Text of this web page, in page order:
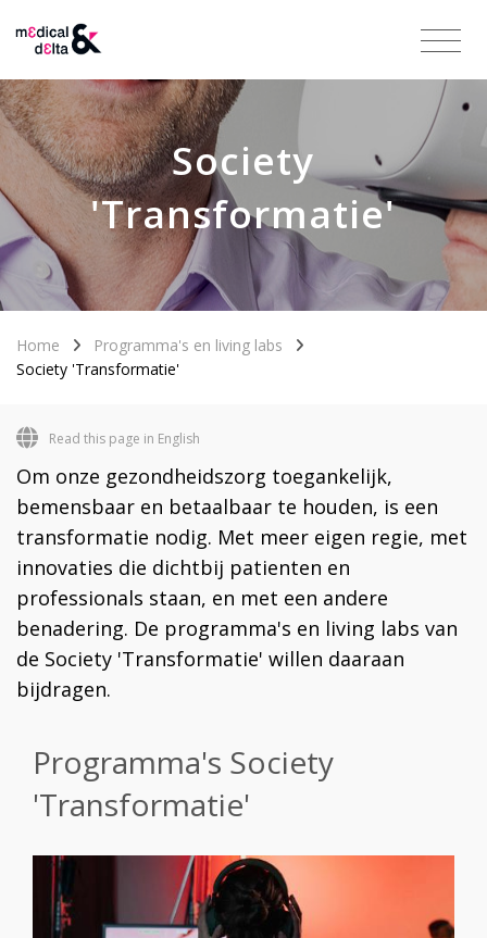
Society
'Transformatie'
Home
Programma's en living labs
Society 'Transformatie'
Read this page in English
Om onze gezondheidszorg toegankelijk,
bemensbaar en betaalbaar te houden, is een
transformatie nodig. Met meer eigen regie, met
innovaties die dichtbij patienten en
professionals staan, en met een andere
benadering. De programma's en living labs van
de Society 'Transformatie' willen daaraan
bijdragen.
Programma's Society
'Transformatie'